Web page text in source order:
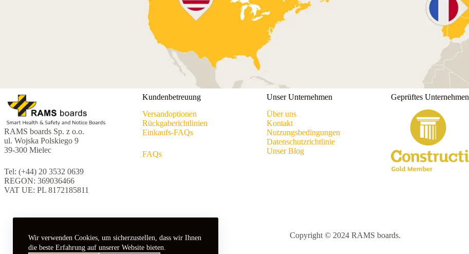
Wir verwenden Cookies, um sicherzustellen, dass wir Ihnen
die beste Erfahrung auf unserer Website bieten.
RAMS boards Sp. z o.o.
ul. Wojska Polskiego 9
39-300 Mielec
Tel: (+44) 20 3532 0639
REGON: 369036466
VAT UE: PL 8172185811
Kundenbetreuung
Versandoptionen
Rückgaberichtlinien
Einkaufs-FAQs
FAQs
Unser Unternehmen
Über uns
Kontakt
Nutzungsbedingungen
Datenschutzrichtlinie
Unser Blog
Geprüftes Unternehmen
Copyright © 2024 RAMS boards.